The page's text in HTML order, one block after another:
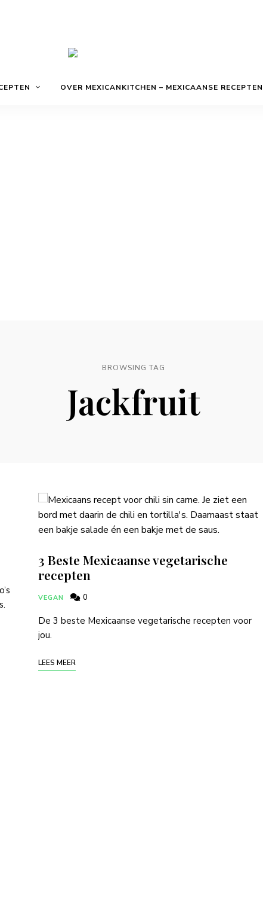
Mexicankitchen
beste
Mexicaanse
OVER MEXICANKITCHEN – MEXICAANSE RECEPTEN
BROWSING TAG
Jackfruit
3 Beste Mexicaanse vegetarische
recepten
VEGAN 0
De 3 beste Mexicaanse vegetarische recepten voor
jou.
LEES MEER